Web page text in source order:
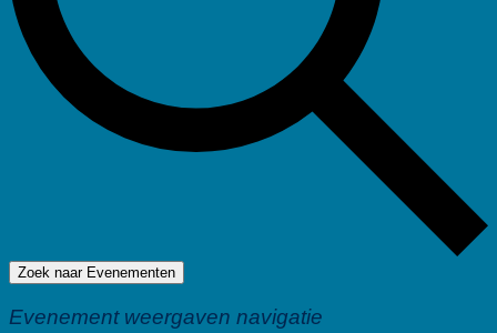
Zoek naar Evenementen
Evenement weergaven navigatie